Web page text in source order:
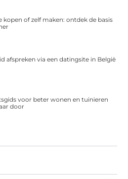
kopen of zelf maken: ontdek de basis
afspreken via een datingsite in België
voor beter wonen en tuinieren
door